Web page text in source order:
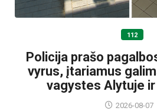
112
Policija prašo
vyrus, įtariamus
vagystes Alytuje
2026-08-07